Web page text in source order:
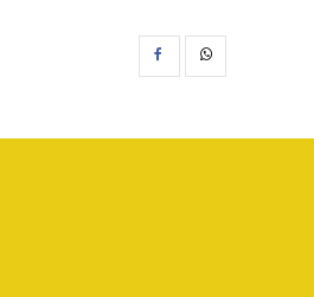
CONDIVIDI